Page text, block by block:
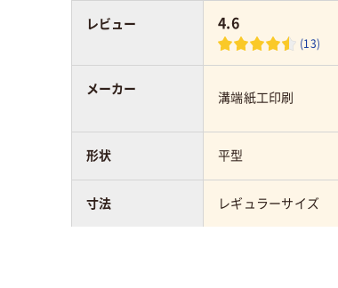
4.6
(13)
溝端紙工印刷
平型
レギュラーサイズ
レビュー
メーカー
形状
寸法